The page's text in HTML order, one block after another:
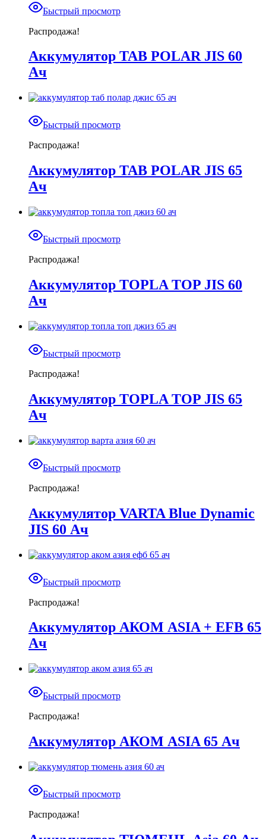
Быстрый просмотр
Распродажа!
Аккумулятор TAB POLAR JIS 60
Ач
Быстрый просмотр
Распродажа!
Аккумулятор TAB POLAR JIS 65
Ач
Быстрый просмотр
Распродажа!
Аккумулятор TOPLA TOP JIS 60
Ач
Быстрый просмотр
Распродажа!
Аккумулятор TOPLA TOP JIS 65
Ач
Быстрый просмотр
Распродажа!
Аккумулятор VARTA Blue Dynamic
JIS 60 Ач
Быстрый просмотр
Распродажа!
Аккумулятор АКОМ ASIA + EFB 65
Ач
Быстрый просмотр
Распродажа!
Аккумулятор АКОМ ASIA 65 Ач
Быстрый просмотр
Распродажа!